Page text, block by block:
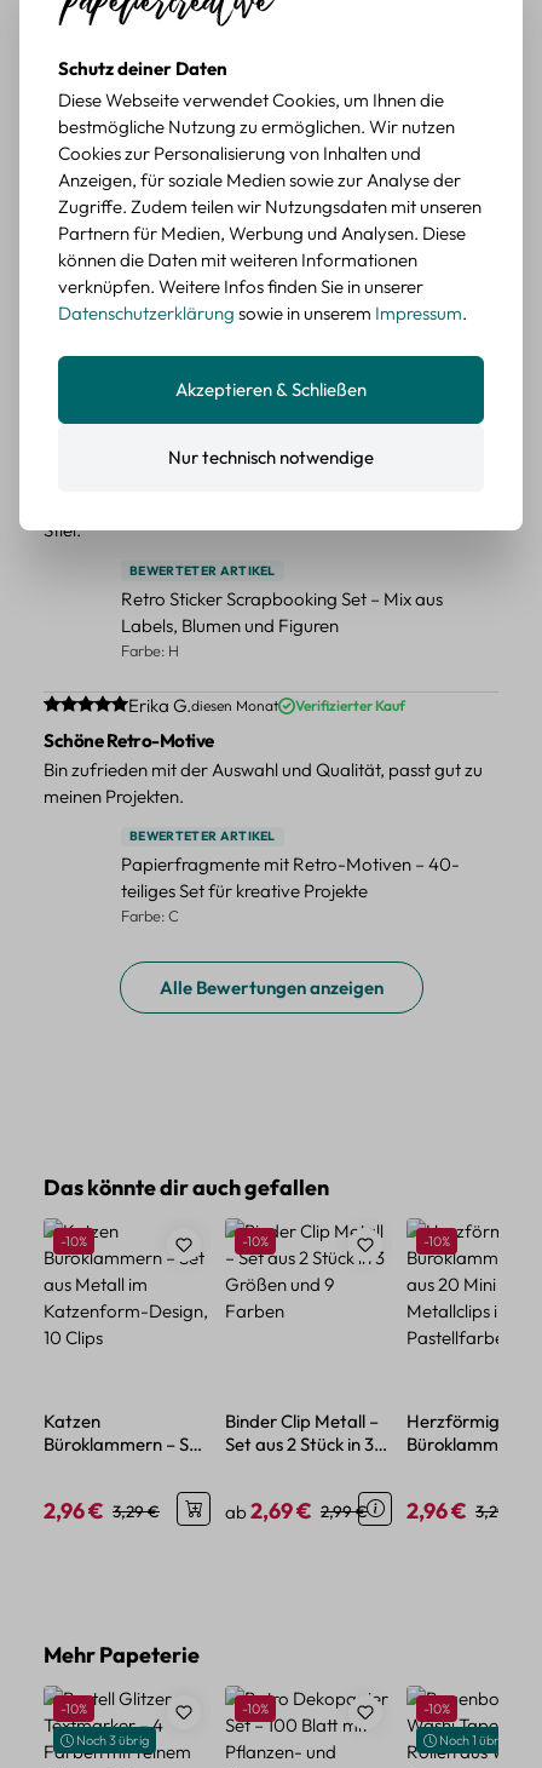
würde sie wieder kaufen.
BEWERTETER ARTIKEL
Retro Briefmarken Sticker Set – 45 Papier-
Sticker mit Wald- und Tiermotiven
Durchschnittliche Bewertung von 5 von 5 Sternen
Erika G.diesen Monat Verifizierter Kauf
Schöne Motive
Die Sticker passen gut zu meinen Büchern, würde sie
wieder kaufen.
BEWERTETER ARTIKEL
verschiedene Motive
Stiel.
BEWERTETER ARTIKEL
Retro Sticker Scrapbooking Set – Mix aus
Labels, Blumen und Figuren
Farbe: H
Durchschnittliche Bewertung von 5 von 5 Sternen
Erika G.diesen Monat Verifizierter Kauf
Schöne Retro-Motive
Bin zufrieden mit der Auswahl und Qualität, passt gut zu
meinen Projekten.
BEWERTETER ARTIKEL
Papierfragmente mit Retro-Motiven – 40-
teiliges Set für kreative Projekte
Farbe: C
Alle Bewertungen anzeigen
Produktgalerie überspringen
Das könnte dir auch gefallen
Rabatt
-10%
Katzen
Büroklammern – Set
Katzenform-Design,
10 Clips
Verkaufspreis:
2,96 € Regulärer Preis:
3,29 €
Rabatt
-10%
Binder Clip Metall –
Set aus 2 Stück in 3
Verkaufspreis:
ab2,69 € Regulärer Preis:
2,99 €
Rabatt
-10%
Herzförmige
Büroklammern –
Pastellfarben
Verkaufspreis:
2,96 € 3,29 €
Produktgalerie überspringen
Mehr Papeterie
Rabatt
-10%
Noch 3 übrig
Rabatt
-10% Rabatt
-10%
Noch 1 übrig
Schutz deiner Daten
Diese Webseite verwendet Cookies, um Ihnen die
bestmögliche Nutzung zu ermöglichen. Wir nutzen
Cookies zur Personalisierung von Inhalten und
Anzeigen, für soziale Medien sowie zur Analyse der
Zugriffe. Zudem teilen wir Nutzungsdaten mit unseren
Partnern für Medien, Werbung und Analysen. Diese
können die Daten mit weiteren Informationen
verknüpfen. Weitere Infos finden Sie in unserer
Datenschutzerklärung sowie in unserem Impressum.
Nur technisch notwendige
Akzeptieren & Schließen